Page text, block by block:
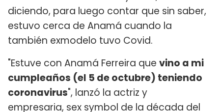
diciendo, para luego contar que sin saber,
estuvo cerca de Anamá cuando la
también exmodelo tuvo Covid.
"Estuve con Anamá Ferreira que vino a mi
cumpleaños (el 5 de octubre) teniendo
coronavirus", lanzó la actriz y
empresaria, sex symbol de la década del